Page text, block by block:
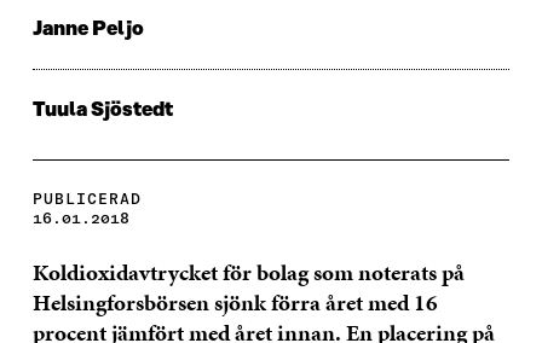
Janne Peljo
Tuula Sjöstedt
PUBLICERAD
16.01.2018
Koldioxidavtrycket för bolag som noterats på
Helsingforsbörsen sjönk förra året med 16
procent jämfört med året innan.En placering på